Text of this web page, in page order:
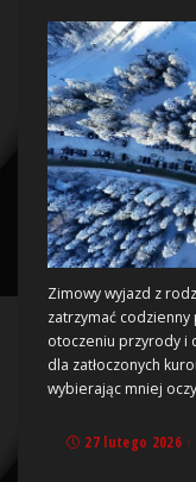
Zimowy wyjazd z
zatrzymać
otoczeniu przyrody i
dla zatłoczonych
wybierając mniej
27 lutego 2026